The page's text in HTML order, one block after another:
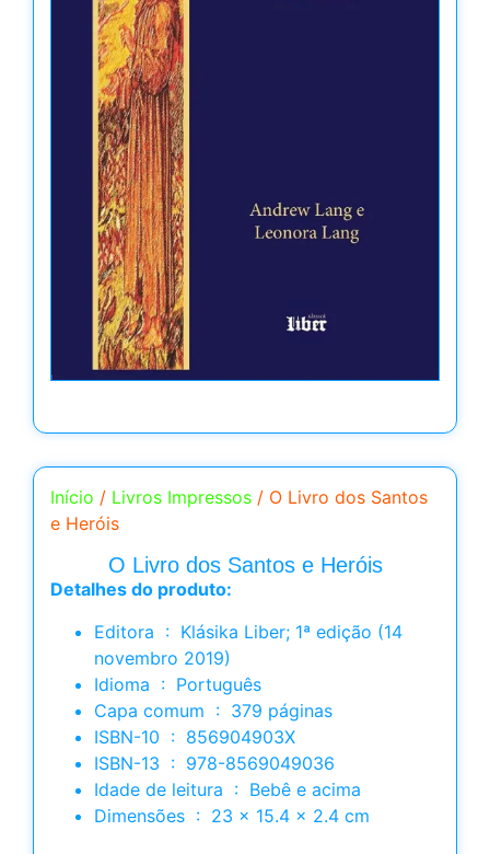
Início / Livros Impressos / O Livro dos Santos
e Heróis
O Livro dos Santos e Heróis
Detalhes do produto:
Editora ‏ : ‎ Klásika Liber; 1ª edição (14
novembro 2019)
Idioma ‏ : ‎ Português
Capa comum ‏ : ‎ 379 páginas
ISBN-10 ‏ : ‎ 856904903X
ISBN-13 ‏ : ‎ 978-8569049036
Idade de leitura ‏ : ‎ Bebê e acima
Dimensões ‏ : ‎ 23 x 15.4 x 2.4 cm